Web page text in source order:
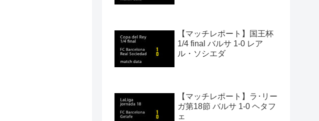
【マッチレポート】国王杯
1/4 final バルサ 1-0 レア
ル・ソシエダ
【マッチレポート】ラ･リー
ガ第18節 バルサ 1-0 ヘタフ
ェ